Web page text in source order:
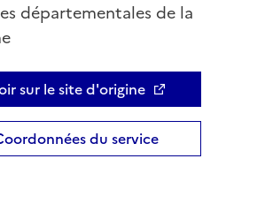
départementales de la
sur le site d'origine
du service